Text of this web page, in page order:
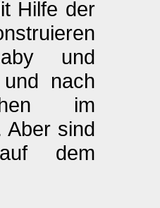
Hilfe der
und
nach
im
Aber sind
dem